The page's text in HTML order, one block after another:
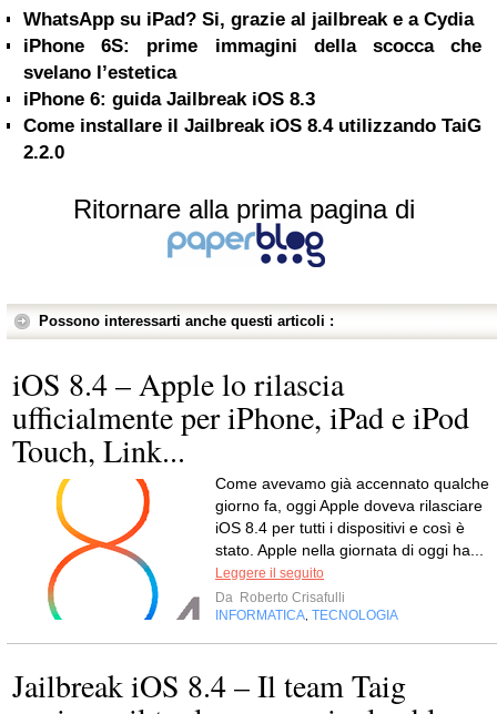
WhatsApp su iPad? Si, grazie al jailbreak e a Cydia
iPhone 6S: prime immagini della scocca che
svelano l’estetica
iPhone 6: guida Jailbreak iOS 8.3
Come installare il Jailbreak iOS 8.4 utilizzando TaiG
2.2.0
Ritornare alla prima pagina di
Possono interessarti anche questi articoli :
iOS 8.4 – Apple lo rilascia
ufficialmente per iPhone, iPad e iPod
Touch, Link...
Come avevamo già accennato qualche
giorno fa, oggi Apple doveva rilasciare
iOS 8.4 per tutti i dispositivi e così è
stato. Apple nella giornata di oggi ha...
Leggere il seguito
Da Roberto Crisafulli
INFORMATICA TECNOLOGIA
Jailbreak iOS 8.4 – Il team Taig